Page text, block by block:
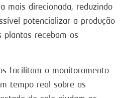
mais direcionada, reduzindo
potencializar a produção
plantas recebam os
facilitam o monitoramento
tempo real sobre as